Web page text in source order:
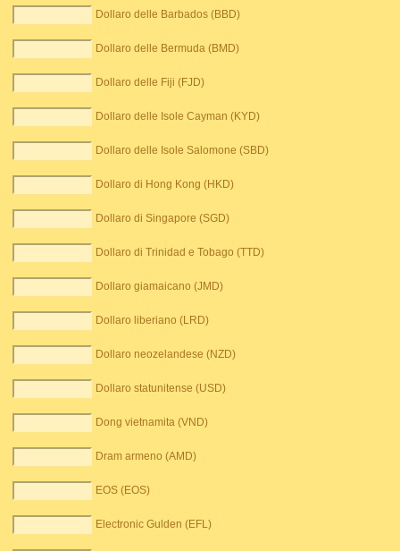
Dollaro delle Barbados (BBD)
Dollaro delle Bermuda (BMD)
Dollaro delle Fiji (FJD)
Dollaro delle Isole Cayman (KYD)
Dollaro delle Isole Salomone (SBD)
Dollaro di Hong Kong (HKD)
Dollaro di Singapore (SGD)
Dollaro di Trinidad e Tobago (TTD)
Dollaro giamaicano (JMD)
Dollaro liberiano (LRD)
Dollaro neozelandese (NZD)
Dollaro statunitense (USD)
Dong vietnamita (VND)
Dram armeno (AMD)
EOS (EOS)
Electronic Gulden (EFL)